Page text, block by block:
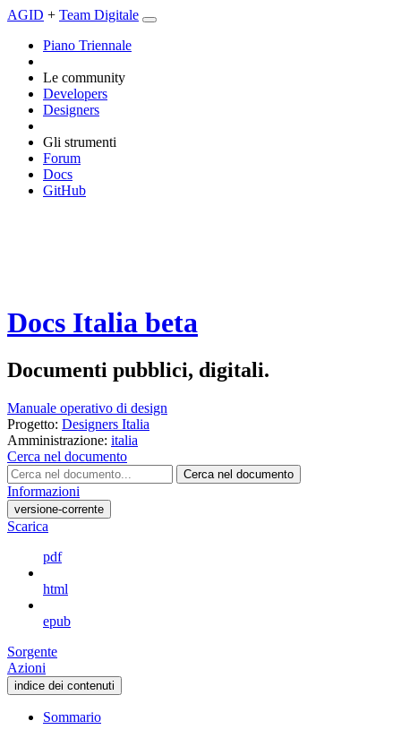
AGID + Team Digitale
Piano Triennale
Le community
Developers
Designers
Gli strumenti
Forum
Docs
GitHub
Docs Italia beta
Documenti pubblici, digitali.
Manuale operativo di design
Progetto: Designers Italia
Amministrazione: italia
Cerca nel documento
Cerca nel documento
Informazioni
versione-corrente
Scarica
pdf
html
epub
Sorgente
Azioni
indice dei contenuti
Sommario